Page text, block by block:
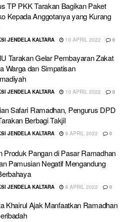
TP PKK Tarakan Bagikan Paket
Kepada Anggotanya yang Kurang
JENDELA KALTARA 10 APRIL 2022 0
Tarakan Gelar Pembayaran Zakat
Warga dan Simpatisan
JENDELA KALTARA 10 APRIL 2022 0
Safari Ramadhan, Pengurus DPD
Berbagi Takjil
JENDELA KALTARA 9 APRIL 2022 0
Produk Pangan di Pasar Ramadhan
Pamusian Negatif Mengandung
JENDELA KALTARA 8 APRIL 2022 0
Khairul Ajak Manfaatkan Ramadhan